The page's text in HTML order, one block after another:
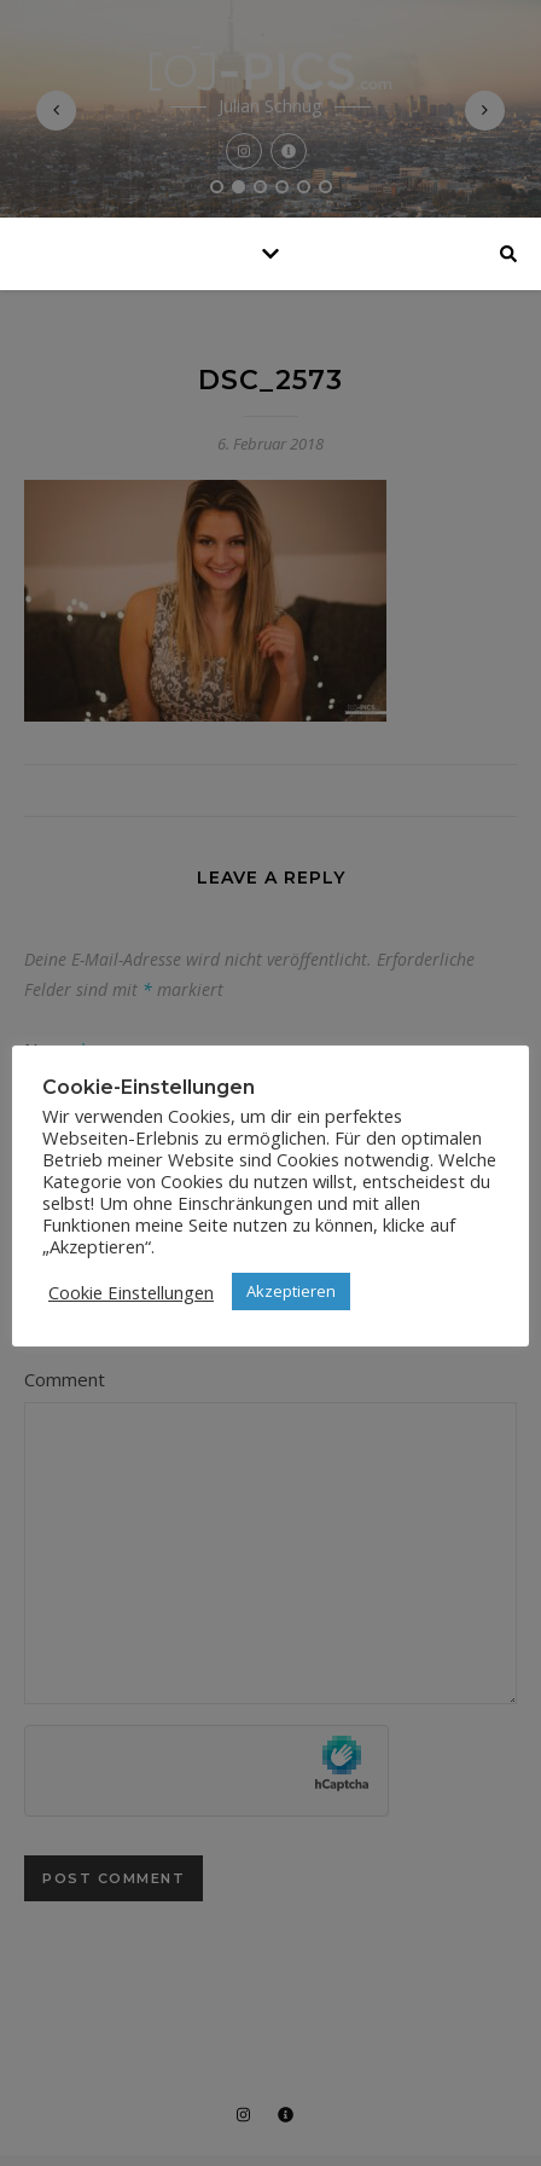
Julian Schnug
DSC_2573
6. Februar 2018
LEAVE A REPLY
Deine E-Mail-Adresse wird nicht veröffentlicht. Erforderliche
Felder sind mit * markiert
Name*
E-Mail-Adresse*
Comment
Cookie-Einstellungen
Wir verwenden Cookies, um dir ein perfektes
Webseiten-Erlebnis zu ermöglichen. Für den optimalen
Betrieb meiner Website sind Cookies notwendig. Welche
Kategorie von Cookies du nutzen willst, entscheidest du
selbst! Um ohne Einschränkungen und mit allen
Funktionen meine Seite nutzen zu können, klicke auf
„Akzeptieren“.
Cookie Einstellungen
Akzeptieren